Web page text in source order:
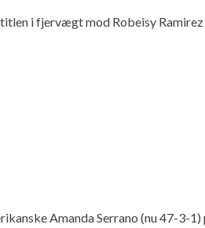
i fjervægt mod Robeisy
Amanda Serrano (nu 47-3-